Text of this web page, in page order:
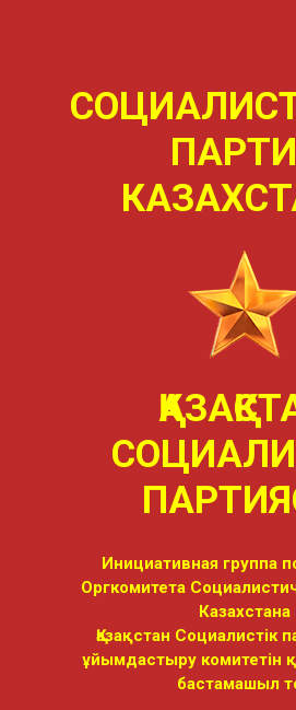
Инициативная группа
Оргкомитета
Казахстана
Қазақстан Социалистік
ұйымдастыру комитетін
бастамашыл